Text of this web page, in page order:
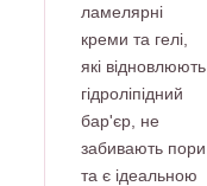
ламелярні
креми та гелі,
які відновлюють
гідроліпідний
бар'єр, не
забивають пори
та є ідеальною